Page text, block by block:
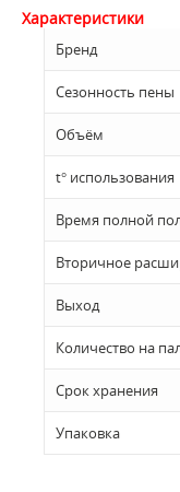
Характеристики
Бренд
Сезонность пены
Объём
t° использования
Время полной
Вторичное
Выход
Количество на
Срок хранения
Упаковка